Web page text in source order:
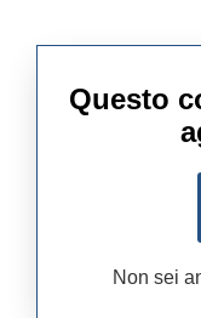
Questo
Non sei